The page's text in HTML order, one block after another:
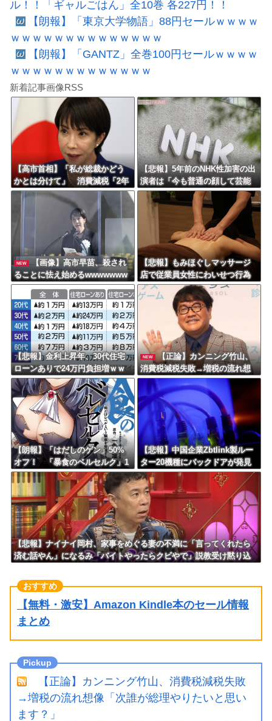
ル！！「ギャルごはん」全10巻 各227円！！
【朗報】「東京大学物語」88円セールｗｗｗｗ
ｗｗｗｗｗｗｗｗｗｗｗｗｗｗ
【朗報】「GANTZ」全巻100円セールｗｗｗｗ
ｗｗｗｗｗｗｗｗｗｗｗｗｗ
新着記事画像RSS
【高市首相】「私が総裁かどう
かとは分けて」 消費減税「2年
後に私の責任で戻す」発言を説
【悲報】5年前のNHK性加害の出
演者は「今も普通の顔して芸能
活動してる」ネット「受信料を
取るくらいなら詳細を伝えよ」
NEW
【画像】高市早苗、殺され
ることに怯え始めるwwwwwww
ww
【悲報】もみほぐしマッサージ
店で従業員女性にわいせつ行為
かで男を逮捕ｗｗｗｗｗｗｗｗ
ｗ
【悲報】金利上昇年、30代住宅
ローンありで24万円負担増ｗｗ
ｗｗｗｗｗｗｗｗｗｗ
NEW
【正論】カンニング竹山、
消費税減税失敗→増税の流れ想
像「次誰が総理やりたいと思い
ます？」
【朗報】「はだしのゲン」50%
オフ！ 「暴食のベルセルク」1
4巻無料ｗｗｗｗｗｗ
【悲報】中国企業Zbtlink製ルー
ター20機種にバックドアが発見
されるｗｗｗｗｗｗｗｗｗ
【悲報】ナイナイ岡村、家事をめぐる妻の不満に「言ってくれたら
済む話やん」になるみ「バイトやったらクビやで」説教受け黙り込
【無料・激安】Amazon Kindle本のセール情報
まとめ
【正論】カンニング竹山、消費税減税失敗
→増税の流れ想像「次誰が総理やりたいと思い
ます？」